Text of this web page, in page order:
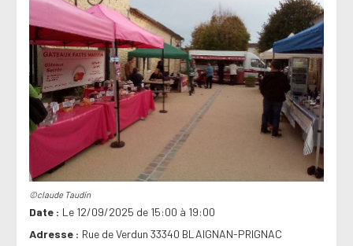
©claude Taudin
Date
Le 12/09/2025 de 15:00 à 19:00
Adresse
Rue de Verdun 33340 BLAIGNAN-PRIGNAC